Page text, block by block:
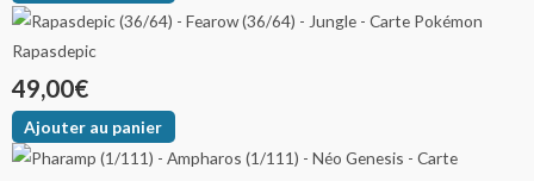
Rapasdepic
49,00€
Ajouter au panier